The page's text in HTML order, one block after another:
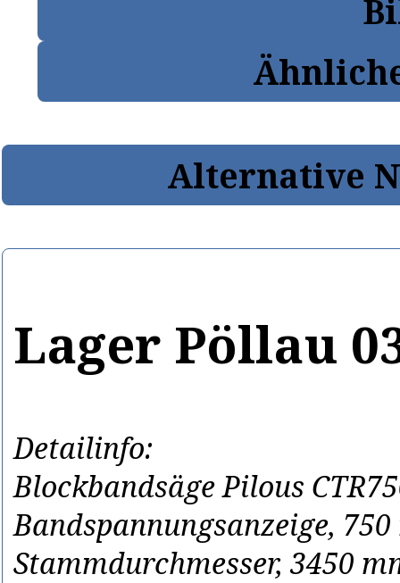
Alternative
Lager Pöllau
Detailinfo:
Blockbandsäge Pilous
Bandspannungsanzeige,
Stammdurchmesser, 3450